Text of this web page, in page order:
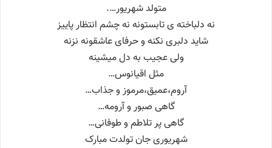
متولد شهریور….
نه دلباخته ی تابستونه نه چشم انتظار پاییز
شاید دلبری نکنه و حرفای عاشقونه نزنه
ولی عجیب به دل میشینه
مثل اقیانوس…
آروم،عمیق،مرموز و جذاب…
گاهی صبور و آرومه…
گاهی پر تلاطم و طوفانی…
شهریوری جان تولدت مبارک